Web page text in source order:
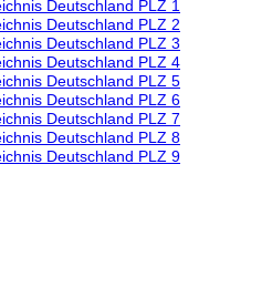
Deutschland PLZ 1
Deutschland PLZ 2
Deutschland PLZ 3
Deutschland PLZ 4
Deutschland PLZ 5
Deutschland PLZ 6
Deutschland PLZ 7
Deutschland PLZ 8
Deutschland PLZ 9